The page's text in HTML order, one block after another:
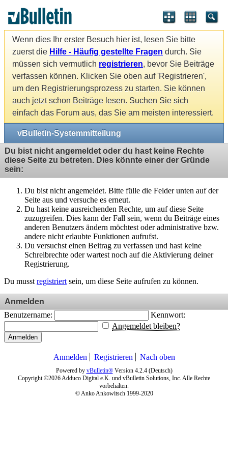
Wenn dies Ihr erster Besuch hier ist, lesen Sie bitte
zuerst die Hilfe - Häufig gestellte Fragen durch. Sie
müssen sich vermutlich registrieren, bevor Sie Beiträge
verfassen können. Klicken Sie oben auf 'Registrieren',
um den Registrierungsprozess zu starten. Sie können
auch jetzt schon Beiträge lesen. Suchen Sie sich
einfach das Forum aus, das Sie am meisten interessiert.
vBulletin-Systemmitteilung
Du bist nicht angemeldet oder du hast keine Rechte
diese Seite zu betreten. Dies könnte einer der Gründe
sein:
Du bist nicht angemeldet. Bitte fülle die Felder unten auf der
Seite aus und versuche es erneut.
Du hast keine ausreichenden Rechte, um auf diese Seite
zuzugreifen. Dies kann der Fall sein, wenn du Beiträge eines
anderen Benutzers ändern möchtest oder administrative bzw.
andere nicht erlaubte Funktionen aufrufst.
Du versuchst einen Beitrag zu verfassen und hast keine
Schreibrechte oder wartest noch auf die Aktivierung deiner
Registrierung.
Du musst registriert sein, um diese Seite aufrufen zu können.
Anmelden
Benutzername:
Kennwort:
Angemeldet bleiben?
Anmelden
Anmelden Registrieren Nach oben
Powered by vBulletin®Version 4.2.4 (Deutsch)
Copyright ©2026 Adduco Digital e.K. und vBulletin Solutions, Inc. Alle Rechte
vorbehalten.
© Anko Ankowitsch 1999-2020